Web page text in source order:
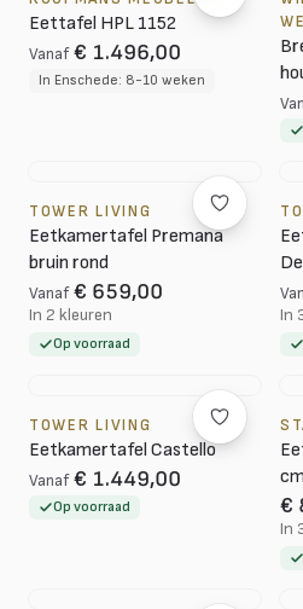
Eettafel HPL 1152
Vanaf € 1.496,00
In Enschede: 8-10 weken
TOWER LIVING
Eetkamertafel Premana
bruin rond
Vanaf € 659,00
In 2 kleuren
Op voorraad
In
TOWER LIVING
Eetkamertafel Castello
Vanaf € 1.449,00
Op voorraad
cm
€
In